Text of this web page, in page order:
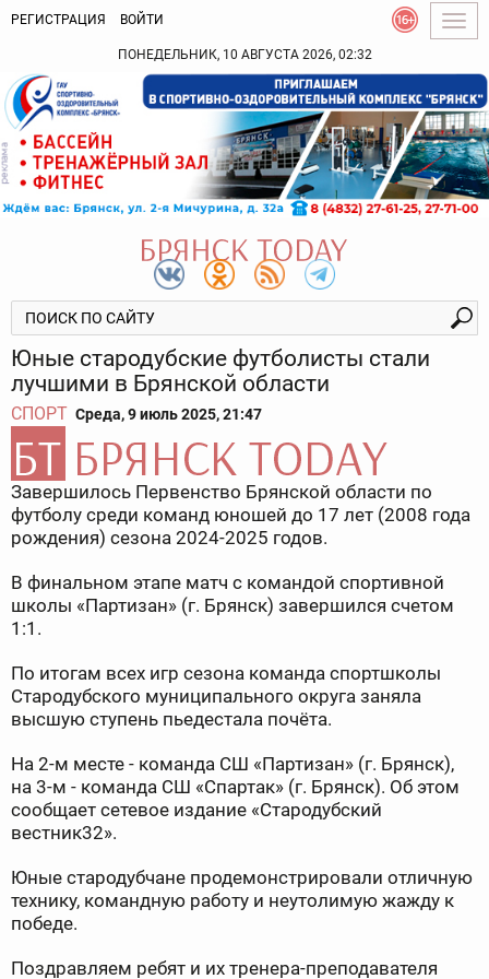
РЕГИСТРАЦИЯ ВОЙТИ
ПОНЕДЕЛЬНИК, 10 АВГУСТА 2026, 02:32
Юные стародубские футболисты стали
лучшими в Брянской области
СПОРТ Среда, 9 июль 2025, 21:47
Завершилось Первенство Брянской области по
футболу среди команд юношей до 17 лет (2008 года
рождения) сезона 2024-2025 годов.
В финальном этапе матч с командой спортивной
школы «Партизан» (г. Брянск) завершился счетом
1:1.
По итогам всех игр сезона команда спортшколы
Стародубского муниципального округа заняла
высшую ступень пьедестала почёта.
На 2-м месте - команда СШ «Партизан» (г. Брянск),
на 3-м - команда СШ «Спартак» (г. Брянск). Об этом
сообщает сетевое издание «Стародубский
вестник32».
Юные стародубчане продемонстрировали отличную
технику, командную работу и неутолимую жажду к
победе.
Поздравляем ребят и их тренера-преподавателя